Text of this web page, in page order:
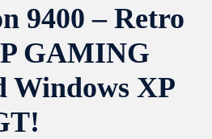
9400 – Retro
GAMING
Windows XP